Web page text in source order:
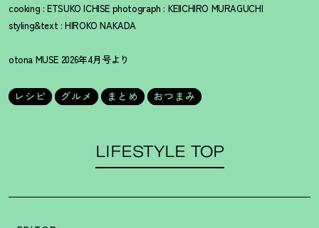
cooking : ETSUKO ICHISE photograph : KEIICHIRO MURAGUCHI
styling&text : HIROKO NAKADA
otona MUSE 2026年4月号より
レシピ グルメ まとめ おつまみ
LIFESTYLE TOP